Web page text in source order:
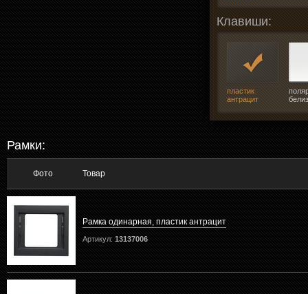
Клавиши:
пластик
антрацит
Рамки:
Фото Товар
Рамка одинарная, пластик антрацит
Артикул: 13137006